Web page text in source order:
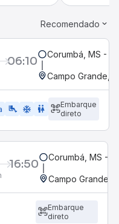
Recomendado
06:10 Corumbá, MS -
Campo Grande,
airline_seat_legroom_extra ac_unit wc
Embarque
direto
16:50 Corumbá, MS -
Campo Grande,
Embarque
direto